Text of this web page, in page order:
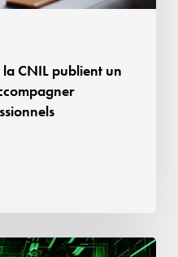
la CNIL publient un